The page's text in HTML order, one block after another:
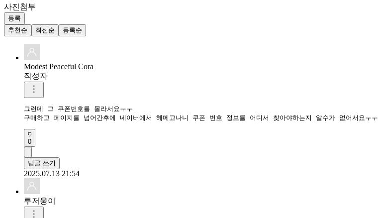
사진첨부
등록
추천순
최신순 등록순
Modest Peaceful Cora
작성자
그런데 그 쿠폰번호를 몰라서요ㅜㅜ
구매하고 페이지를 넘어간후에 네이버에서 헤메고나니 쿠폰 번호 정보를 어디서 찾아야하는지 알수가 없어서요ㅜㅜ
0
답글 쓰기
2025.07.13 21:54
루저웅이